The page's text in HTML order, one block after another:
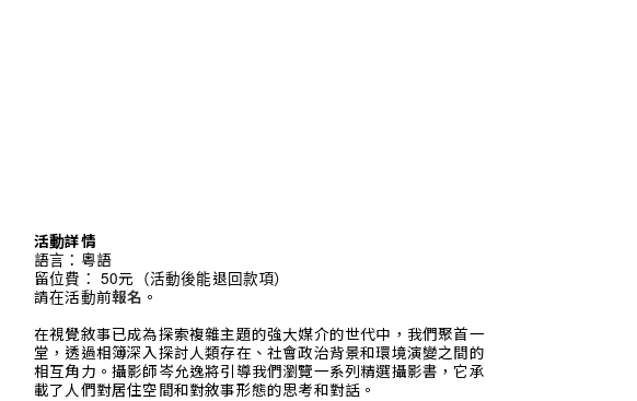
活動詳情
語言：粵語
留位費： 50元（活動後能退回款項）
請在活動前報名 。
在視覺敘事已成為探索複雜主題的強大媒介的世代中，我們聚首一
堂，透過相簿深入探討人類存在、社會政治背景和環境演變之間的
相互角力。攝影師岑允逸將引導我們瀏覽一系列精選攝影書，它承
載了人們對居住空間和對敘事形態的思考和對話。